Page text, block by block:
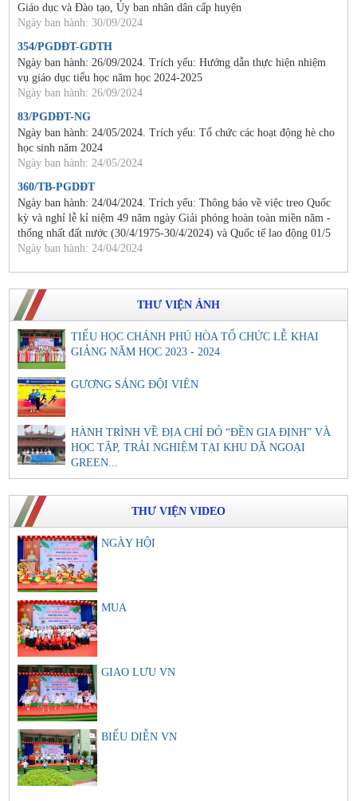
Giáo dục và Đào tạo, Ủy ban nhân dân cấp huyện
Ngày ban hành: 30/09/2024
354/PGDĐT-GDTH
Ngày ban hành: 26/09/2024. Trích yếu: Hướng dẫn thực hiện nhiệm
vụ giáo dục tiểu học năm học 2024-2025
Ngày ban hành: 26/09/2024
83/PGDĐT-NG
Ngày ban hành: 24/05/2024. Trích yếu: Tổ chức các hoạt động hè cho
học sinh năm 2024
Ngày ban hành: 24/05/2024
360/TB-PGDĐT
Ngày ban hành: 24/04/2024. Trích yếu: Thông báo về việc treo Quốc
kỳ và nghỉ lễ kỉ niệm 49 năm ngày Giải phóng hoàn toàn miền năm -
thống nhất đất nước (30/4/1975-30/4/2024) và Quốc tế lao động 01/5
Ngày ban hành: 24/04/2024
THƯ VIỆN ẢNH
TIỂU HỌC CHÁNH PHÚ HÒA TỔ CHỨC LỄ KHAI
GIẢNG NĂM HỌC 2023 - 2024
GƯƠNG SÁNG ĐỘI VIÊN
HÀNH TRÌNH VỀ ĐỊA CHỈ ĐỎ “ĐỀN GIA ĐỊNH” VÀ
HỌC TẬP, TRẢI NGHIỆM TẠI KHU DÃ NGOẠI
GREEN...
THƯ VIỆN VIDEO
NGÀY HỘI
MUA
GIAO LƯU VN
BIỂU DIỄN VN